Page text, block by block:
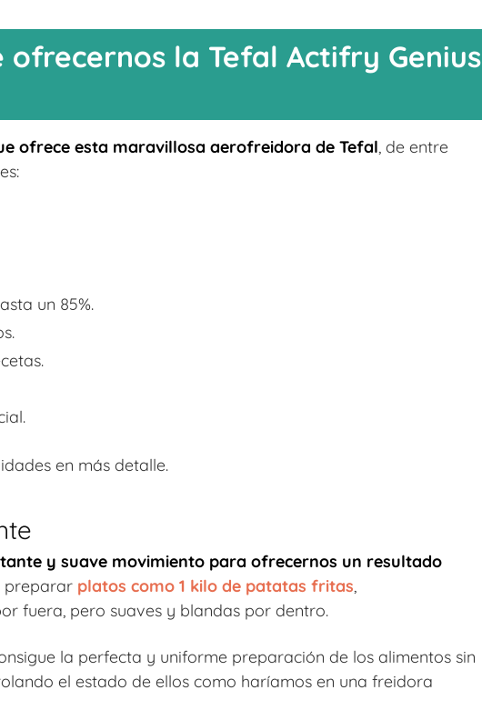
ofrecernos la Tefal Actifry Genius
ofrece esta maravillosa aerofreidora de Tefal, de entre
un 85%.
en más detalle.
y suave movimiento para ofrecernos un resultado
preparar platos como 1 kilo de patatas fritas,
fuera, pero suaves y blandas por dentro.
la perfecta y uniforme preparación de los alimentos sin
el estado de ellos como haríamos en una freidora